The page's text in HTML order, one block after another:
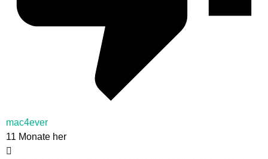
mac4ever
11 Monate her